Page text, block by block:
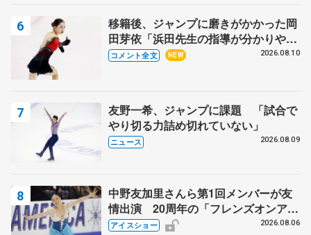
移籍後、ジャンプに磨きがかかった岡
田芽依「浜田先生の指導が分かりやす
く、しっくりくる」 苦戦中のオンラ
コメント全文 NEW 2026.08.10
友野一希、ジャンプに課題 「試合で
やり切る力詰め切れていない」
ニュース 2026.08.09
中野友加里さんら第1回メンバーが友
情出演 20周年の「フレンズオンアイ
ス」 宮本賢二さん、有川梨絵さん、
アイスショー 2026.08.06